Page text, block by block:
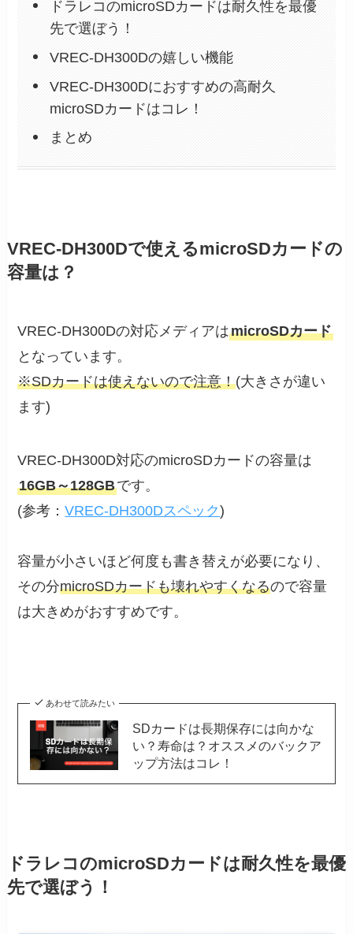
ドラレコのmicroSDカードは耐久性を最優
先で選ぼう！
VREC-DH300Dの嬉しい機能
VREC-DH300Dにおすすめの高耐久
microSDカードはコレ！
まとめ
VREC-DH300Dで使えるmicroSDカードの
容量は？
VREC-DH300Dの対応メディアはmicroSDカード
となっています。
※SDカードは使えないので注意！(大きさが違い
ます)
VREC-DH300D対応のmicroSDカードの容量は
16GB～128GBです。
(参考：VREC-DH300Dスペック)
容量が小さいほど何度も書き替えが必要になり、
その分microSDカードも壊れやすくなるので容量
は大きめがおすすめです。
あわせて読みたい
SDカードは長期保存には向かな
い？寿命は？オススメのバックア
ップ方法はコレ！
ドラレコのmicroSDカードは耐久性を最優
先で選ぼう！